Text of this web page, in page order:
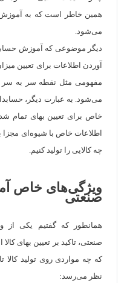
همین خاطر است که به آموزش
می‌شود.
دیگر موضوعی که آموزش
آوردن اطلاعات برای تعیین
مفهومی مثل نقطه سر به
می‌شود. به عبارت دیگر،
خاص برای تعیین بهای تمام
اطلاعات خاص با شیوه‌ای مجزا
چه کالایی را تولید کنیم.
ویژگی‌های خاص
صنعتی
همانطور که گفتیم یکی
صنعتی، تاکید بر تعیین بهای
که چه مواردی روی تولید کالا
نظر می‌رسد: